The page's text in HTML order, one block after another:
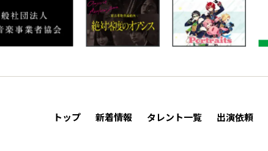
トップ 新着情報 タレント一覧 出演依頼